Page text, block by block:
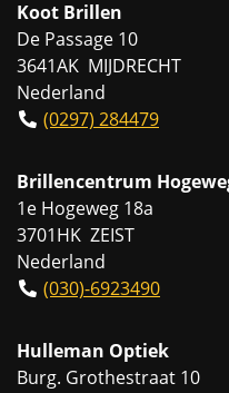
Koot Brillen
De Passage 10
3641AK MIJDRECHT
Nederland
(0297) 284479
Brillencentrum
1e Hogeweg 18a
3701HK ZEIST
Nederland
(030)-6923490
Hulleman Optiek
Burg. Grothestraat 10